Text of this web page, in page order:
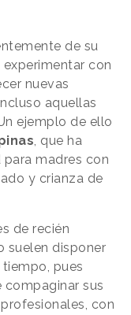
de su
con
nuevas
aquellas
ejemplo de ello
, que ha
madres con
y crianza de
de recién
suelen disponer
pues
compaginar sus
con